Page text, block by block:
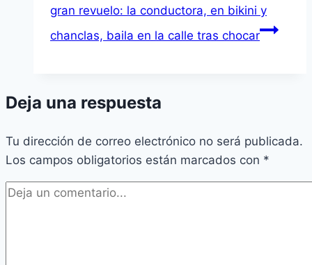
gran revuelo: la conductora, en bikini y
chanclas, baila en la calle tras chocar
Deja una respuesta
Tu dirección de correo electrónico no será publicada.
Los campos obligatorios están marcados con *